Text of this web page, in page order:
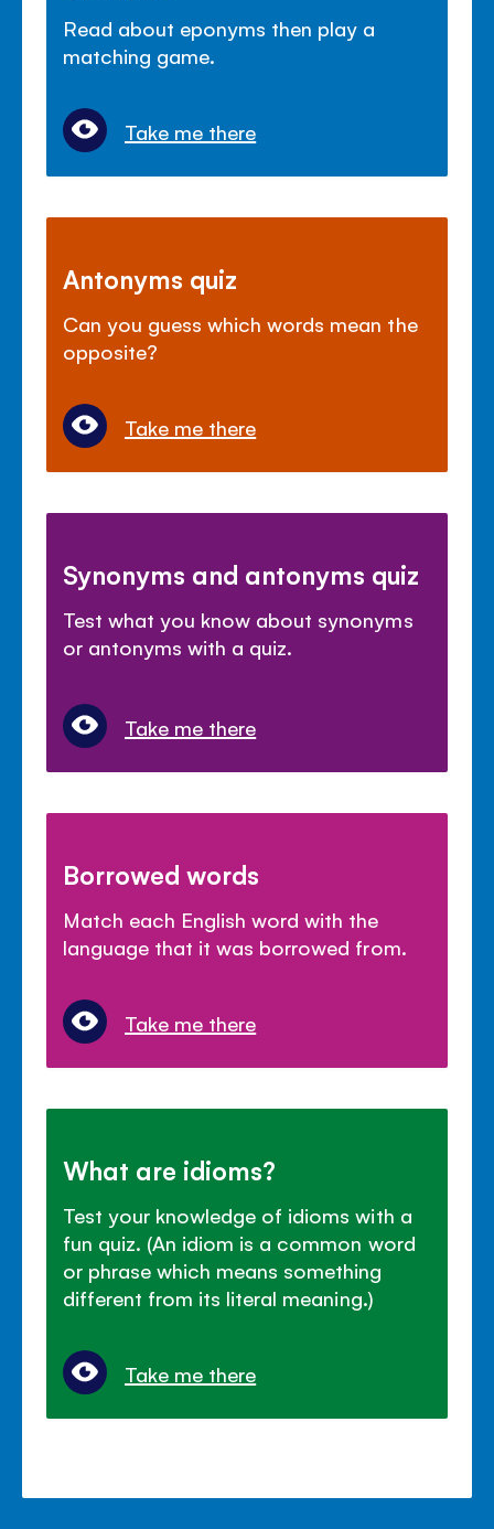
Read about eponyms then play a
matching game.
Take me there
Antonyms quiz
Can you guess which words mean the
opposite?
Take me there
Synonyms and antonyms quiz
Test what you know about synonyms
or antonyms with a quiz.
Take me there
Borrowed words
Match each English word with the
language that it was borrowed from.
Take me there
What are idioms?
Test your knowledge of idioms with a
fun quiz. (An idiom is a common word
or phrase which means something
different from its literal meaning.)
Take me there